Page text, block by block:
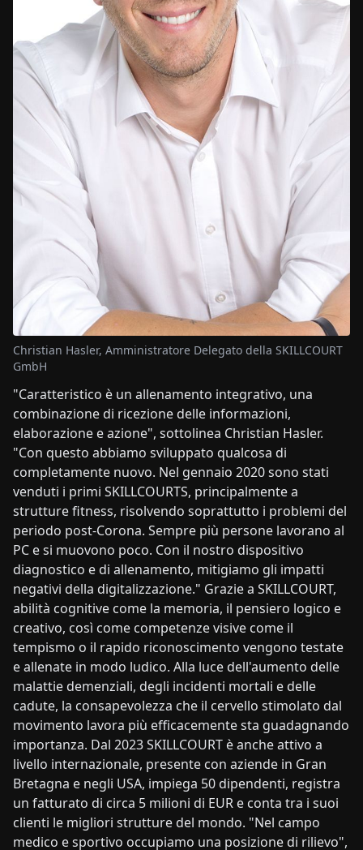
Christian Hasler, Amministratore Delegato della SKILLCOURT
GmbH
"Caratteristico è un allenamento integrativo, una
combinazione di ricezione delle informazioni,
elaborazione e azione", sottolinea Christian Hasler.
"Con questo abbiamo sviluppato qualcosa di
completamente nuovo. Nel gennaio 2020 sono stati
venduti i primi SKILLCOURTS, principalmente a
strutture fitness, risolvendo soprattutto i problemi del
periodo post-Corona. Sempre più persone lavorano al
PC e si muovono poco. Con il nostro dispositivo
diagnostico e di allenamento, mitigiamo gli impatti
negativi della digitalizzazione." Grazie a SKILLCOURT,
abilità cognitive come la memoria, il pensiero logico e
creativo, così come competenze visive come il
tempismo o il rapido riconoscimento vengono testate
e allenate in modo ludico. Alla luce dell'aumento delle
malattie demenziali, degli incidenti mortali e delle
cadute, la consapevolezza che il cervello stimolato dal
movimento lavora più efficacemente sta guadagnando
importanza. Dal 2023 SKILLCOURT è anche attivo a
livello internazionale, presente con aziende in Gran
Bretagna e negli USA, impiega 50 dipendenti, registra
un fatturato di circa 5 milioni di EUR e conta tra i suoi
clienti le migliori strutture del mondo. "Nel campo
medico e sportivo occupiamo una posizione di rilievo",